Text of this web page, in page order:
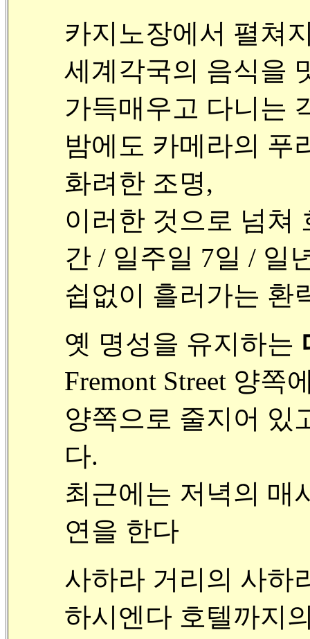
카지노장에서 펼쳐
세계각국의 음식을
가득매우고 다니는
밤에도 카메라의 푸
화려한 조명,
이러한 것으로 넘쳐
간 / 일주일 7일 / 일
쉽없이 흘러가는 환
옛 명성을 유지하는
Fremont Street 양쪽
양쪽으로 줄지어 있
다.
최근에는 저녁의 매
연을 한다
사하라 거리의 사하
하시엔다 호텔까지